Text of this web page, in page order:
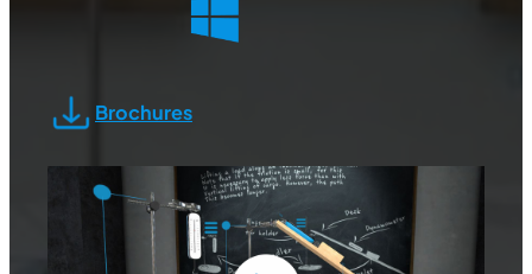
Brochures